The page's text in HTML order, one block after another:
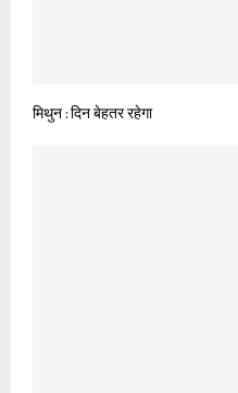
मिथुन : दिन बेहतर रहेगा